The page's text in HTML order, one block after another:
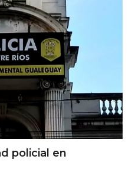
policial en